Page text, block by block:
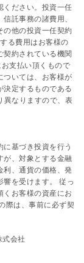
ください。投資一任
託事務の諸費用、
の他の投資一任契約
る費用はお客様の
契約されている機関
支払い頂くもので
ついては、お客様が
決定するものである
異なりますので、表
基づき投資を行う
が、対象とする金融
利、通貨の価格、発
響を受けます。 従っ
くお客様の資産にお
際は、事前に必ず契
式会社